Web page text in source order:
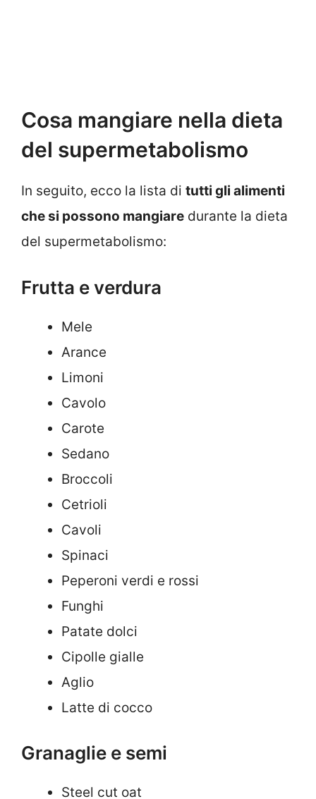
Cosa mangiare nella dieta
del supermetabolismo
In seguito, ecco la lista di tutti gli alimenti
che si possono mangiare durante la dieta
del supermetabolismo:
Frutta e verdura
Mele
Arance
Limoni
Cavolo
Carote
Sedano
Broccoli
Cetrioli
Cavoli
Spinaci
Peperoni verdi e rossi
Funghi
Patate dolci
Cipolle gialle
Aglio
Latte di cocco
Granaglie e semi
Steel cut oat